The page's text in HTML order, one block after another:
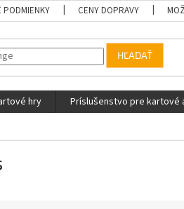
PODMIENKY CENY DOPRAVY
HĽADAŤ
hry Príslušenstvo pre kartové